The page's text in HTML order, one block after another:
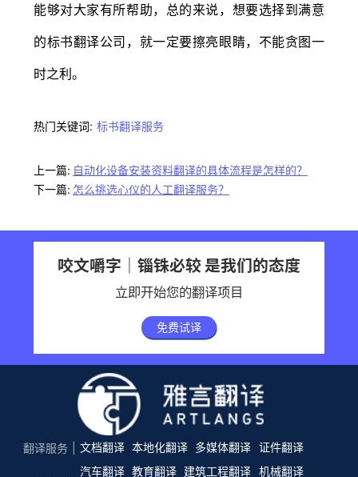
能够对大家有所帮助，总的来说，想要选择到满意
的标书翻译公司，就一定要擦亮眼睛，不能贪图一
时之利。
热门关键词: 标书翻译服务
上一篇: 自动化设备安装资料翻译的具体流程是怎样的？
下一篇: 怎么挑选心仪的人工翻译服务？
咬文嚼字｜锱铢必较 是我们的态度
立即开始您的翻译项目
免费试译
翻译服务 文档翻译 本地化翻译 多媒体翻译 证件翻译
汽车翻译 教育翻译 建筑工程翻译 机械翻译